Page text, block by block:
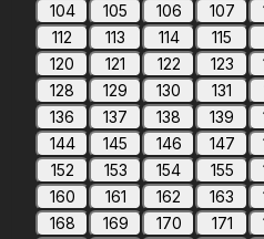
104
105 106 107
112
113 114 115
120
121 122 123
128
129 130 131
136
137 138 139
144
145 146 147
152
153 154 155
160
161 162 163
168
169 170 171